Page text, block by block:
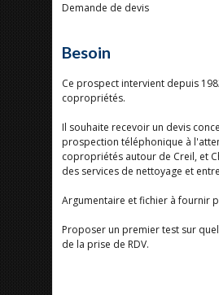
Demande de devis
Besoin
Ce prospect intervient depuis
copropriétés.
Il souhaite recevoir un devis
prospection téléphonique à
copropriétés autour de Creil, et
des services de nettoyage et
Argumentaire et fichier à fournir
Proposer un premier test sur
de la prise de RDV.